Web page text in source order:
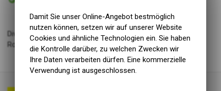
Diverse Zündkerzen für fast alle gängigen Motorrad- und
Rollermodelle erhältlich.
Damit Sie unser Online-Angebot bestmöglich
nutzen können, setzen wir auf unserer Website
Cookies und ähnliche Technologien ein. Sie haben
die Kontrolle darüber, zu welchen Zwecken wir
Ihre Daten verarbeiten dürfen. Eine kommerzielle
Verwendung ist ausgeschlossen.